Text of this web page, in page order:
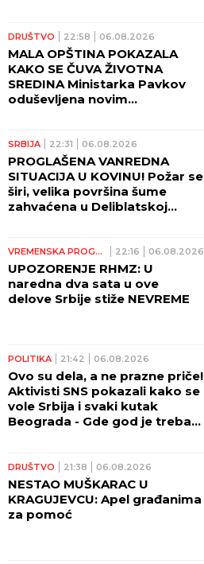
DRUŠTVO 22:58 06.08.2026
MALA OPŠTINA POKAZALA
KAKO SE ČUVA ŽIVOTNA
SREDINA Ministarka Pavkov
oduševljena novim
SRBIJA 22:31 06.08.2026
PROGLAŠENA VANREDNA
SITUACIJA U KOVINU! Požar se
širi, velika površina šume
zahvaćena u Deliblatskoj
VREMENSKA PROGNOZA 22:16 06.08.2026
UPOZORENJE RHMZ: U
naredna dva sata u ove
delove Srbije stiže NEVREME
POLITIKA 21:42 06.08.2026
Ovo su dela, a ne prazne priče!
Aktivisti SNS pokazali kako se
vole Srbija i svaki kutak
Beograda - Gde god je trebalo
DRUŠTVO 21:38 06.08.2026
NESTAO MUŠKARAC U
KRAGUJEVCU: Apel građanima
za pomoć